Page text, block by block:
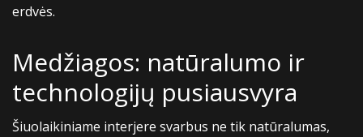
erdvės.
Medžiagos: natūralumo ir
technologijų pusiausvyra
Šiuolaikiniame interjere svarbus ne tik natūralumas,